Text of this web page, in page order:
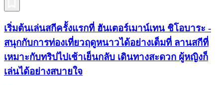
เริ่มต้นเล่นสกีครั้งแรกที่ ฮันเตอร์เมาน์เทน ชิโอบาระ -
สนุกกับการท่องเที่ยวฤดูหนาวได้อย่างเต็มที่ ลานสกีที่
เหมาะกับทริปไปเช้าเย็นกลับ เดินทางสะดวก ผู้หญิงก็
เล่นได้อย่างสบายใจ